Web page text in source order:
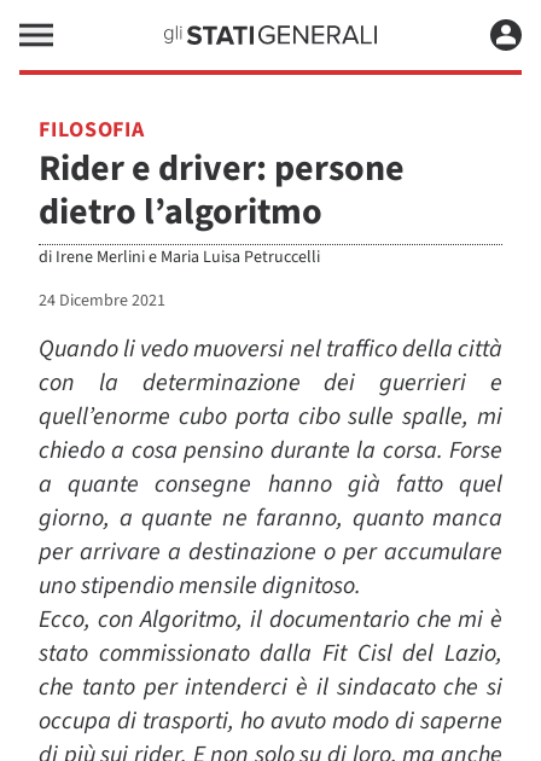
FILOSOFIA
Rider e driver: persone
dietro l’algoritmo
di Irene Merlini e Maria Luisa Petruccelli
24 Dicembre 2021
Quando li vedo muoversi nel traffico della città
con la determinazione dei guerrieri e
quell’enorme cubo porta cibo sulle spalle, mi
chiedo a cosa pensino durante la corsa. Forse
a quante consegne hanno già fatto quel
giorno, a quante ne faranno, quanto manca
per arrivare a destinazione o per accumulare
uno stipendio mensile dignitoso.
Ecco, con Algoritmo, il documentario che mi è
stato commissionato dalla Fit Cisl del Lazio,
che tanto per intenderci è il sindacato che si
occupa di trasporti, ho avuto modo di saperne